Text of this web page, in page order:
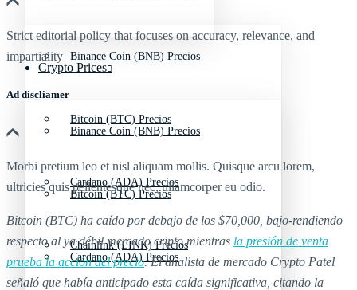
Binance Coin (BNB) Precios
Bitcoin (BTC) Precios
Cardano (ADA) Precios
Chainlink (LINK) Precios
Crypto Prices
Binance Coin (BNB) Precios
Bitcoin (BTC) Precios
Cardano (ADA) Precios
Strict editorial policy that focuses on accuracy, relevance, and
impartiality
Ad discliamer
Morbi pretium leo et nisl aliquam mollis. Quisque arcu lorem,
ultricies quis pellentesque nec, ullamcorper eu odio.
Bitcoin (BTC) ha caído por debajo de los $70,000, bajo‑rendiendo
respecto al ya débil mercado cripto mientras la presión de venta
prueba la acción del precio. El analista de mercado Crypto Patel
señaló que había anticipado esta caída significativa, citando la